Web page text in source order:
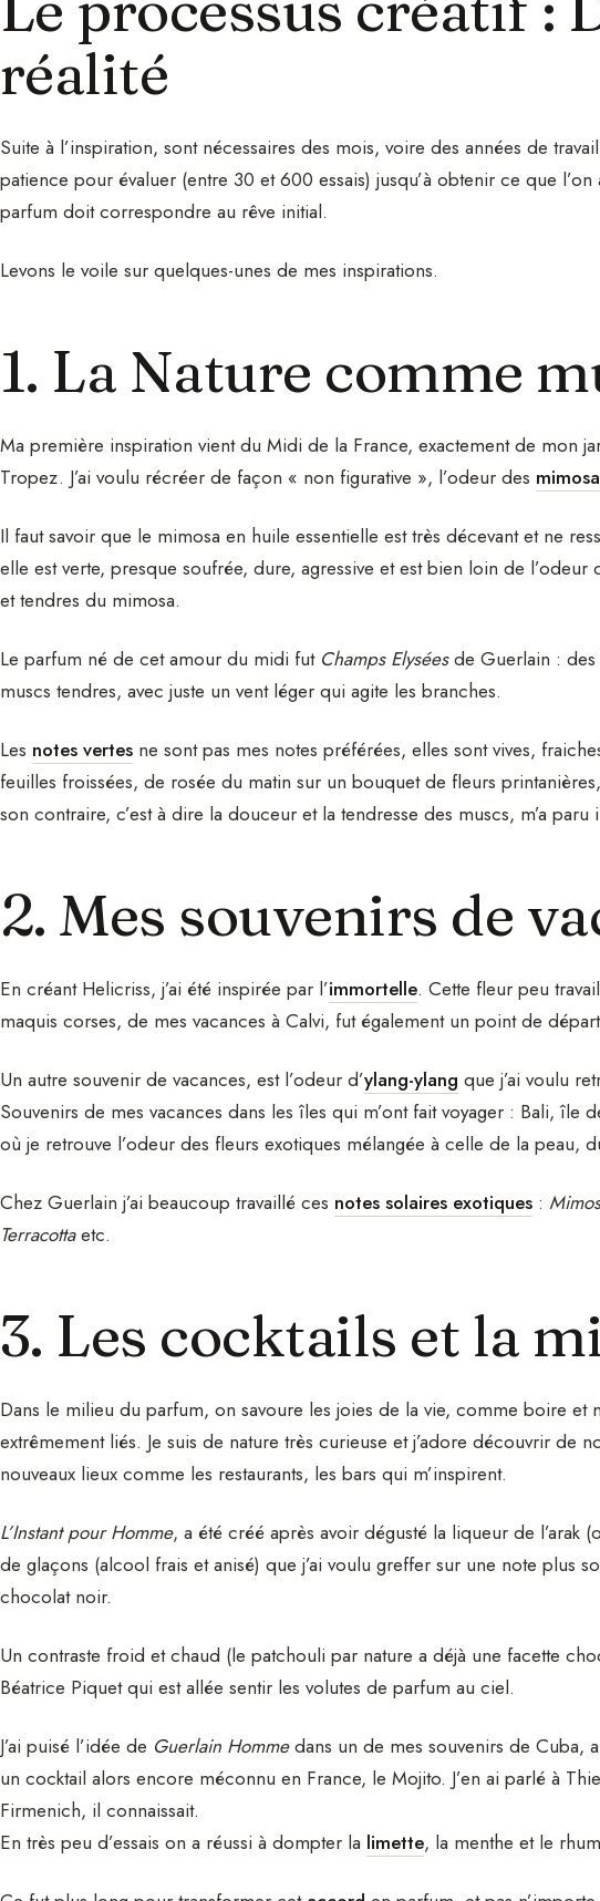
réalité
Suite à l’inspiration, sont nécessaires des mois, voire des années de
patience pour évaluer (entre 30 et 600 essais) jusqu’à obtenir ce que
parfum doit correspondre au rêve initial.
Levons le voile sur quelques-unes de mes inspirations.
1. La Nature comme
Ma première inspiration vient du Midi de la France, exactement de mon
Tropez. J’ai voulu récréer de façon « non figurative », l’odeur des
Il faut savoir que le mimosa en huile essentielle est très décevant et ne
elle est verte, presque soufrée, dure, agressive et est bien loin de l’odeur
et tendres du mimosa.
Le parfum né de cet amour du midi fut Champs Elyséesde Guerlain : des
muscs tendres, avec juste un vent léger qui agite les branches.
Les notes vertes ne sont pas mes notes préférées, elles sont vives,
feuilles froissées, de rosée du matin sur un bouquet de fleurs
son contraire, c’est à dire la douceur et la tendresse des muscs, m’a paru
2. Mes souvenirs de
En créant Helicriss, j’ai été inspirée par l’immortelle. Cette fleur peu
maquis corses, de mes vacances à Calvi, fut également un point de
Un autre souvenir de vacances, est l’odeur d’ylang-ylang que j’ai voulu
Souvenirs de mes vacances dans les îles qui m’ont fait voyager : Bali, île
où je retrouve l’odeur des fleurs exotiques mélangée à celle de la peau,
Chez Guerlain j’ai beaucoup travaillé ces notes solaires exotiques :
Terracottaetc.
3. Les cocktails et la
Dans le milieu du parfum, on savoure les joies de la vie, comme boire et
extrêmement liés. Je suis de nature très curieuse et j’adore découvrir de
nouveaux lieux comme les restaurants, les bars qui m’inspirent.
L’Instant pour Homme, a été créé après avoir dégusté la liqueur de l’arak
de glaçons (alcool frais et anisé) que j’ai voulu greffer sur une note plus
chocolat noir.
Un contraste froid et chaud (le patchouli par nature a déjà une facette
Béatrice Piquet qui est allée sentir les volutes de parfum au ciel.
J’ai puisé l’idée de Guerlain Hommedans un de mes souvenirs de Cuba,
un cocktail alors encore méconnu en France, le Mojito. J’en ai parlé à
Firmenich, il connaissait.
En très peu d’essais on a réussi à dompter la limette, la menthe et le